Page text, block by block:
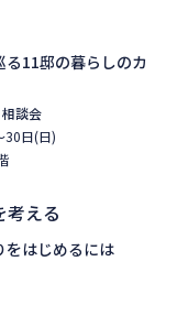
11邸の暮らしのカ
談会
30日(日)
考える
をはじめるには